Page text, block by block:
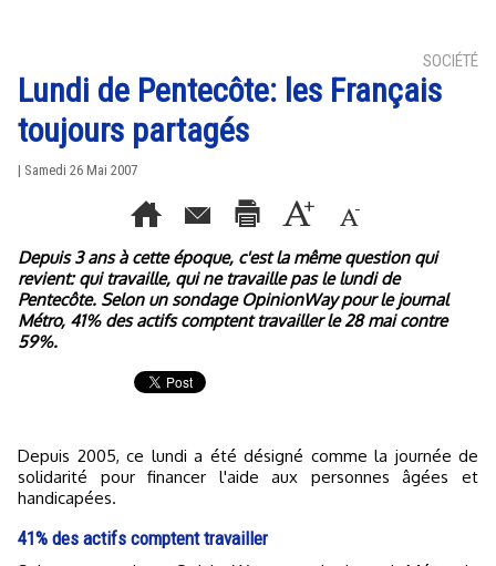
SOCIÉTÉ
Lundi de Pentecôte: les Français
toujours partagés
| Samedi 26 Mai 2007
Depuis 3 ans à cette époque, c'est la même question qui
revient: qui travaille, qui ne travaille pas le lundi de
Pentecôte. Selon un sondage OpinionWay pour le journal
Métro, 41% des actifs comptent travailler le 28 mai contre
59%.
Depuis 2005, ce lundi a été désigné comme la journée de
solidarité pour financer l'aide aux personnes âgées et
handicapées.
41% des actifs comptent travailler